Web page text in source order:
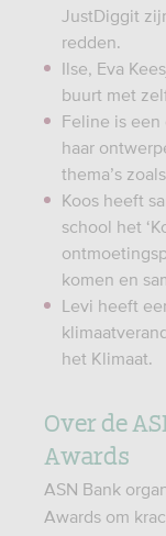
JustDiggit
redden.
Ilse, Eva
buurt met
Feline is
haar
thema’s
Koos heeft
school het
komen en
Levi heeft
het Klimaat.
Over de
Awards
ASN Bank
Awards om